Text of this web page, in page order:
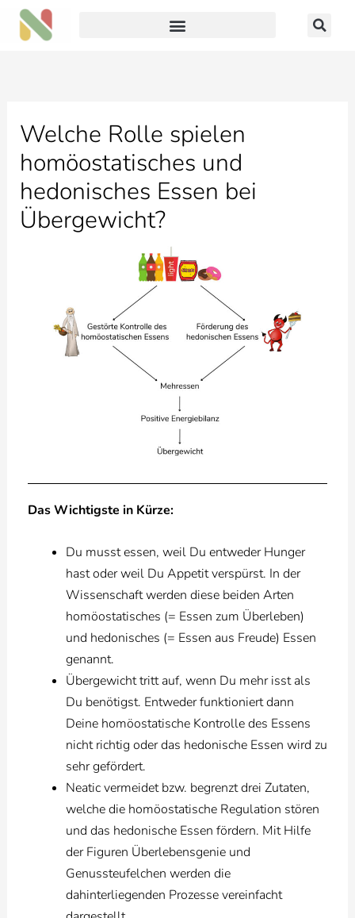
Zum
Inhalt
Welche Rolle spielen
homöostatisches und
hedonisches Essen bei
Übergewicht?
Das Wichtigste in Kürze:
Du musst essen, weil Du entweder Hunger
hast oder weil Du Appetit verspürst. In der
Wissenschaft werden diese beiden Arten
homöostatisches (= Essen zum Überleben)
und hedonisches (= Essen aus Freude) Essen
genannt.
Übergewicht tritt auf, wenn Du mehr isst als
Du benötigst. Entweder funktioniert dann
Deine homöostatische Kontrolle des Essens
nicht richtig oder das hedonische Essen wird zu
sehr gefördert.
Neatic vermeidet bzw. begrenzt drei Zutaten,
welche die homöostatische Regulation stören
und das hedonische Essen fördern. Mit Hilfe
der Figuren Überlebensgenie und
Genussteufelchen werden die
dahinterliegenden Prozesse vereinfacht